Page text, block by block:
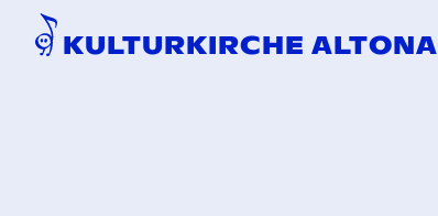
KULTURKIRCHE ALTONA